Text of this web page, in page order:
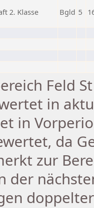
2. Klasse
Bgld 5
Feld
in
in
da
zur
der